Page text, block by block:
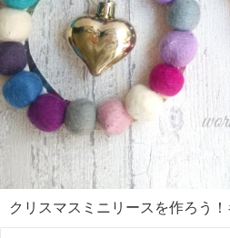
クリスマスミニリースを作ろう